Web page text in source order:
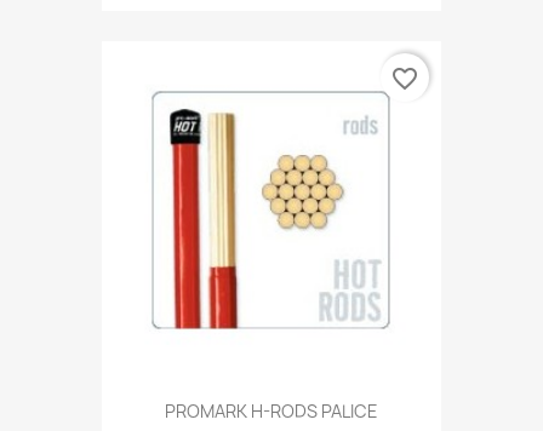
PROMARK H-RODS PALICE
favorite_border